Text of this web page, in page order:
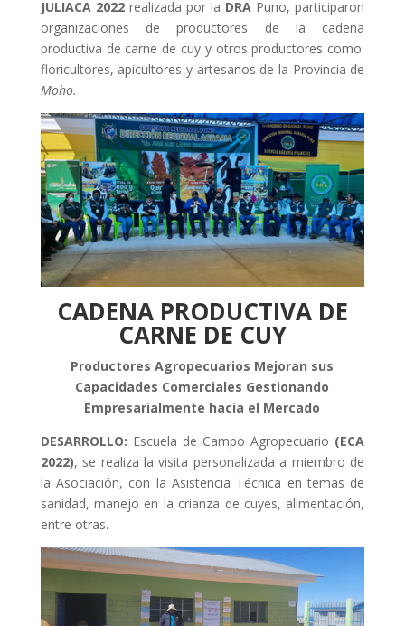
JULIACA 2022realizada por la DRA Puno, participaron
organizaciones de productores de la cadena
productiva de carne de cuy y otros productores como:
floricultores, apicultores y artesanos de la Provincia de
Moho.
CADENA PRODUCTIVA DE
CARNE DE CUY
Productores Agropecuarios Mejoran sus
Capacidades Comerciales Gestionando
Empresarialmente hacia el Mercado
DESARROLLO: Escuela de Campo Agropecuario (ECA
2022), se realiza la visita personalizada a miembro de
la Asociación, con la Asistencia Técnica en temas de
sanidad, manejo en la crianza de cuyes, alimentación,
entre otras.